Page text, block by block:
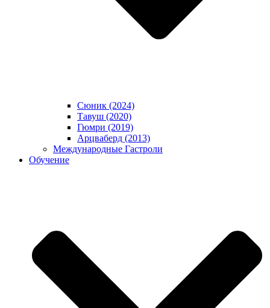
Сюник (2024)
Тавуш (2020)
Гюмри (2019)
Арцваберд (2013)
Международные Гастроли
Обучение